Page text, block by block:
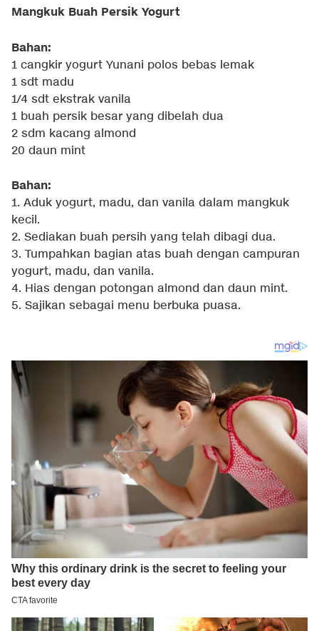
Mangkuk Buah Persik Yogurt
Bahan:
1 cangkir yogurt Yunani polos bebas lemak
1 sdt madu
1/4 sdt ekstrak vanila
1 buah persik besar yang dibelah dua
2 sdm kacang almond
20 daun mint
Bahan:
1. Aduk yogurt, madu, dan vanila dalam mangkuk
kecil.
2. Sediakan buah persih yang telah dibagi dua.
3. Tumpahkan bagian atas buah dengan campuran
yogurt, madu, dan vanila.
4. Hias dengan potongan almond dan daun mint.
5. Sajikan sebagai menu berbuka puasa.